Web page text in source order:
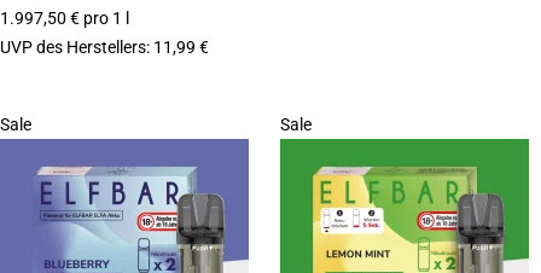
1.997,50 € pro 1 l
UVP des Herstellers: 11,99 €
Sale Sale